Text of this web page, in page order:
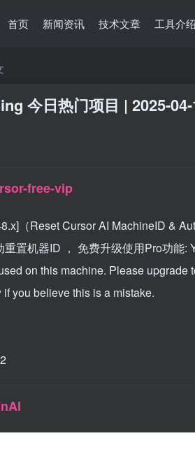
首页 新闻资讯 技术文章 工具介绍
今日热门项目 | 2025-
free-vip
（Reset Cursor AI MachineID &
置机器ID ， 免费升级使用Pro功能:
on this machine. Please
you believe this is a mistake.